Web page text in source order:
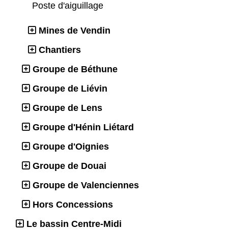
Poste d'aiguillage
Mines de Vendin
Chantiers
Groupe de Béthune
Groupe de Liévin
Groupe de Lens
Groupe d'Hénin Liétard
Groupe d'Oignies
Groupe de Douai
Groupe de Valenciennes
Hors Concessions
Le bassin Centre-Midi